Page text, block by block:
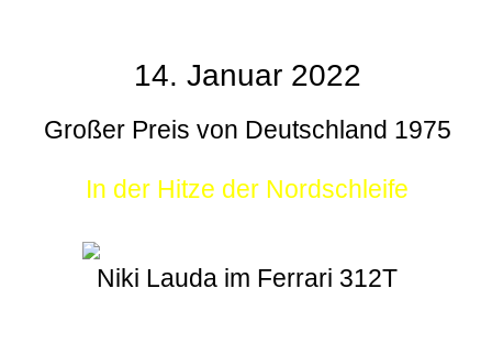
14. Januar 2022
Großer Preis von Deutschland 1975
In der Hitze der Nordschleife
Niki Lauda im Ferrari 312T